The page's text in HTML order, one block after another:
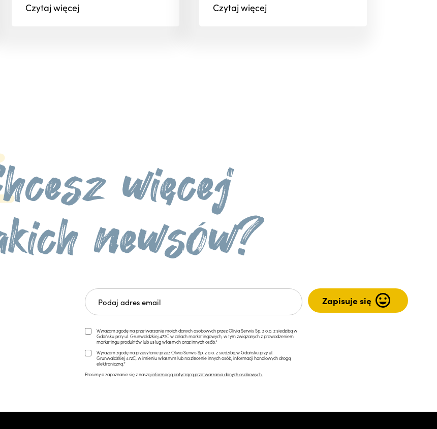
Czytajwięcej Czytajwięcej
Wyrażam zgodę na przetwarzanie moich danych osobowych przez Olivia Serwis Sp. z o.o. z siedzibą w
Gdańsku przy ul. Grunwaldzkiej 472C w celach marketingowych, w tym związanych z prowadzeniem
marketingu produktów lub usług własnych oraz innych osób.*
Wyrażam zgodę na przesyłanie przez Olivia Serwis Sp. z o.o. z siedzibą w Gdańsku przy ul.
Grunwaldzkiej 472C, w imieniu własnym lub na zlecenie innych osób, informacji handlowych drogą
elektroniczną.*
Prosimy o zapoznanie się z nasząinformacją dotyczącą przetwarzania danych osobowych.